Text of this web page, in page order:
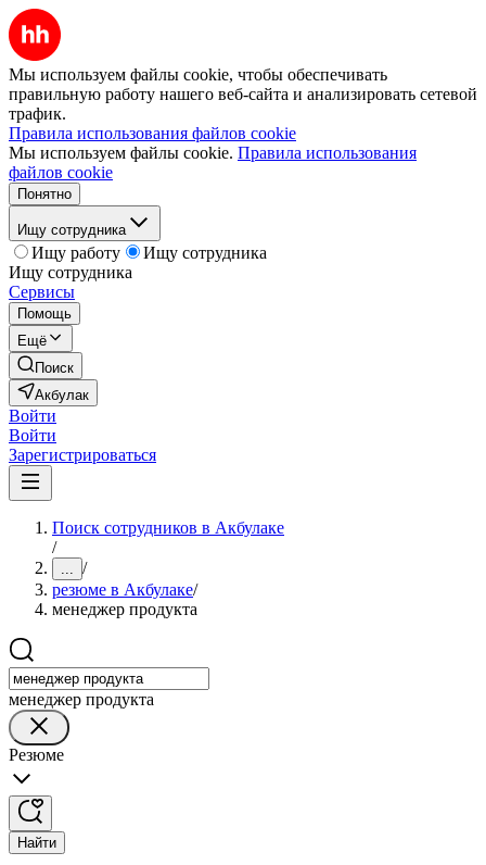
Мы используем файлы cookie, чтобы обеспечивать
правильную работу нашего веб-сайта и анализировать сетевой
трафик.
Правила использования файлов cookie
Мы используем файлы cookie. Правила использования
файлов cookie
Понятно
Ищу сотрудника
Ищу работу
Ищу сотрудника
Ищу сотрудника
Сервисы
Помощь
Ещё
Поиск
Акбулак
Войти
Войти
Зарегистрироваться
Поиск сотрудников в Акбулаке
/
... /
резюме в Акбулаке/
менеджер продукта
менеджер продукта
Резюме
Найти